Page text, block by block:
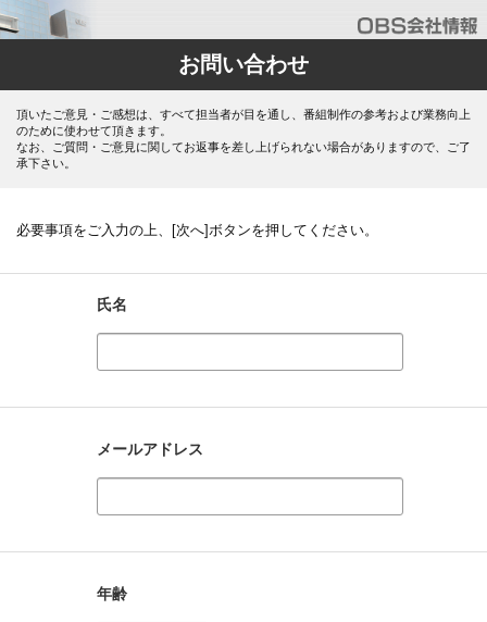
お問い合わせ
頂いたご意見・ご感想は、すべて担当者が目を通し、番組制作の参考および業務向上
のために使わせて頂きます。
なお、ご質問・ご意見に関してお返事を差し上げられない場合がありますので、ご了
承下さい。
必要事項をご入力の上、[次へ]ボタンを押してください。
氏名
メールアドレス
年齢